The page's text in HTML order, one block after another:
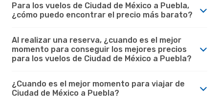
Para los vuelos de Ciudad de México a Puebla,
¿cómo puedo encontrar el precio más barato?
Al realizar una reserva, ¿cuando es el mejor
momento para conseguir los mejores precios
para los vuelos de Ciudad de México a Puebla?
¿Cuando es el mejor momento para viajar de
Ciudad de México a Puebla?